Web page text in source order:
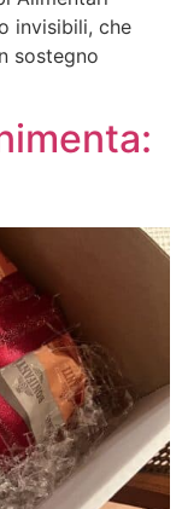
invisibili, che
sostegno